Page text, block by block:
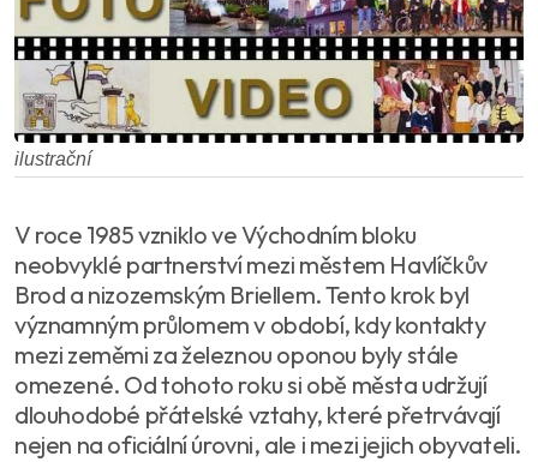
ilustrační
V roce 1985 vzniklo ve Východním bloku
neobvyklé partnerství mezi městem Havlíčkův
Brod a nizozemským Briellem. Tento krok byl
významným průlomem v období, kdy kontakty
mezi zeměmi za železnou oponou byly stále
omezené. Od tohoto roku si obě města udržují
dlouhodobé přátelské vztahy, které přetrvávají
nejen na oficiální úrovni, ale i mezi jejich obyvateli.